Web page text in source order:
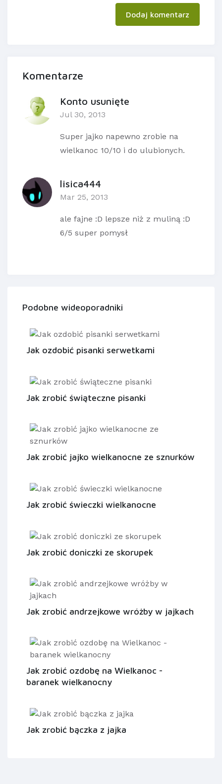
Dodaj komentarz
Komentarze
Konto usunięte
Jul 30, 2013
Super jajko napewno zrobie na
wielkanoc 10/10 i do ulubionych.
lisica444
Mar 25, 2013
ale fajne :D lepsze niż z muliną :D
6/5 super pomysł
Podobne wideoporadniki
Jak ozdobić pisanki serwetkami
Jak zrobić świąteczne pisanki
Jak zrobić jajko wielkanocne ze sznurków
Jak zrobić świeczki wielkanocne
Jak zrobić doniczki ze skorupek
Jak zrobić andrzejkowe wróżby w jajkach
Jak zrobić ozdobę na Wielkanoc -
baranek wielkanocny
Jak zrobić bączka z jajka